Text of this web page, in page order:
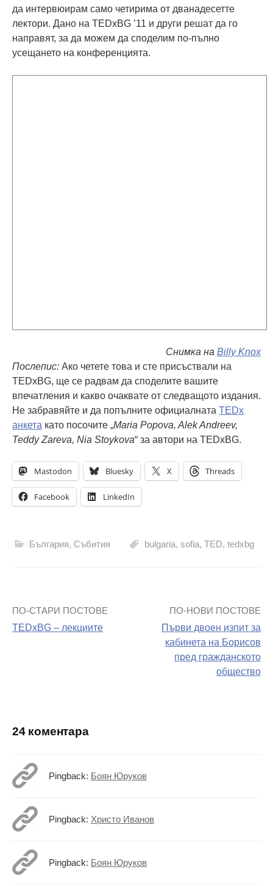
да интервюирам само четирима от дванадесетте
лектори. Дано на TEDxBG ’11 и други решат да го
направят, за да можем да споделим по-пълно
усещането на конференцията.
Снимка на Billy Knox
Послепис: Ако четете това и сте присъствали на
TEDxBG, ще се радвам да споделите вашите
впечатления и какво очаквате от следващото издания.
Не забравяйте и да попълните официалната TEDx
анкета като посочите „Maria Popova, Alek Andreev,
Teddy Zareva, Nia Stoykova“ за автори на TEDxBG.
Mastodon Bluesky X Threads
Facebook LinkedIn
България, Събития bulgaria, sofia, TED, tedxbg
Навигация
ПО-СТАРИ ПОСТОВЕ
TEDxBG – лекциите
ПО-НОВИ ПОСТОВЕ
Първи двоен изпит за
кабинета на Борисов
пред гражданското
общество
24 коментара
Pingback: Боян Юруков
Pingback: Христо Иванов
Pingback: Боян Юруков